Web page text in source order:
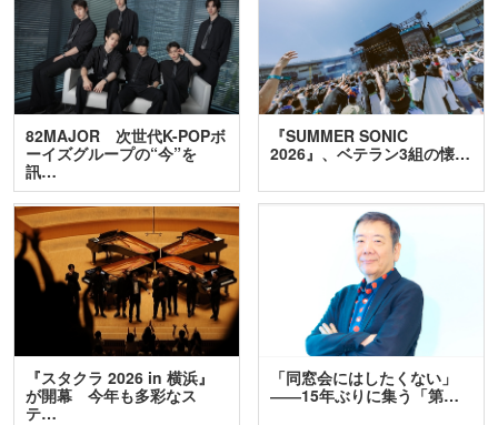
82MAJOR 次世代K-POPボ
ーイズグループの“今”を
訊…
『SUMMER SONIC
2026』、ベテラン3組の懐…
『スタクラ 2026 in 横浜』
が開幕 今年も多彩なス
テ…
「同窓会にはしたくない」
――15年ぶりに集う「第…